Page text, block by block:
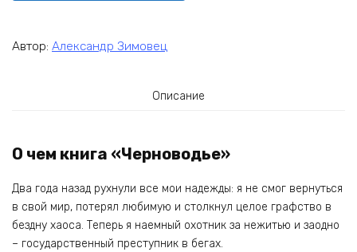
Автор: Александр Зимовец
Описание
О чем книга «Черноводье»
Два года назад рухнули все мои надежды: я не смог вернуться
в свой мир, потерял любимую и столкнул целое графство в
бездну хаоса. Теперь я наемный охотник за нежитью и заодно
– государственный преступник в бегах.